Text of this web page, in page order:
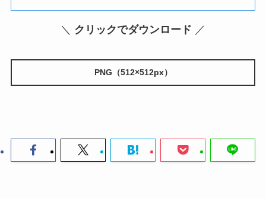
＼ クリックでダウンロード ／
PNG（512×512px）